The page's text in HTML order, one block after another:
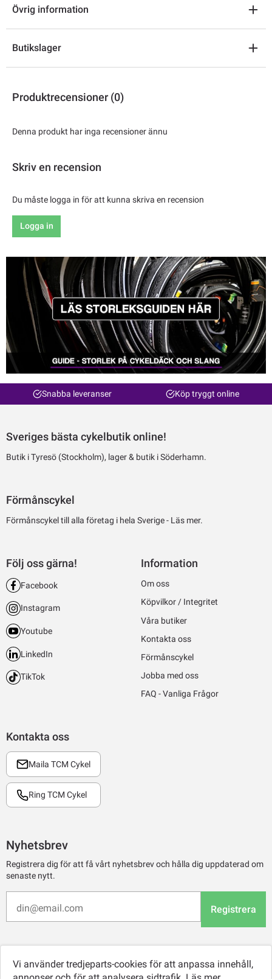
Övrig information
Butikslager
Produktrecensioner (0)
Denna produkt har inga recensioner ännu
Skriv en recension
Du måste logga in för att kunna skriva en recension
Logga in
Snabba leveranser Köp tryggt online
Sveriges bästa cykelbutik online!
Butik i Tyresö (Stockholm), lager & butik i Söderhamn.
Förmånscykel
Förmånscykel till alla företag i hela Sverige - Läs mer.
Kontakta oss
Maila TCM Cykel
Ring TCM Cykel
Följ oss gärna!
Facebook
Instagram
Youtube
LinkedIn
TikTok
Information
Om oss
Köpvilkor / Integritet
Våra butiker
Kontakta oss
Förmånscykel
Jobba med oss
FAQ - Vanliga Frågor
Nyhetsbrev
Registrera dig för att få vårt nyhetsbrev och hålla dig uppdaterad om
senaste nytt.
Registrera
Vi använder tredjeparts-cookies för att anpassa innehåll,